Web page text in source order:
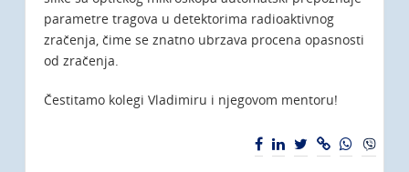
parametre tragova u detektorima radioaktivnog
zračenja, čime se znatno ubrzava procena opasnosti
od zračenja.
Čestitamo kolegi Vladimiru i njegovom mentoru!